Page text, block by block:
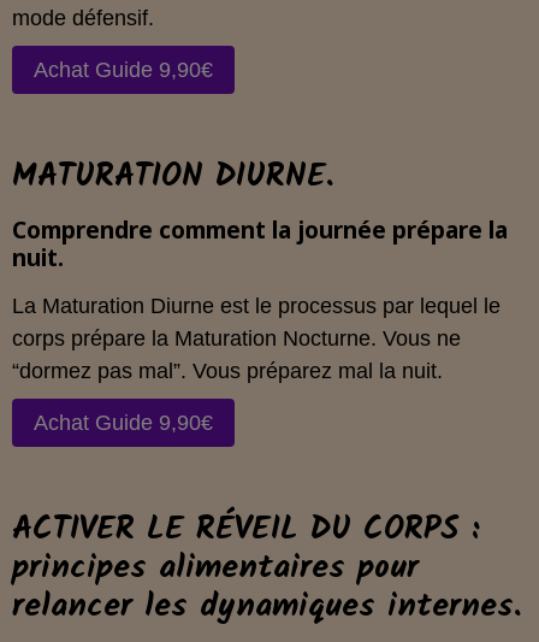
mode défensif.
Achat Guide 9,90€
MATURATION DIURNE.
Comprendre comment la journée prépare la
nuit.
La Maturation Diurne est le processus par lequel le
corps prépare la Maturation Nocturne. Vous ne
“dormez pas mal”. Vous préparez mal la nuit.
Achat Guide 9,90€
ACTIVER LE RÉVEIL DU CORPS :
principes alimentaires pour
relancer les dynamiques internes.